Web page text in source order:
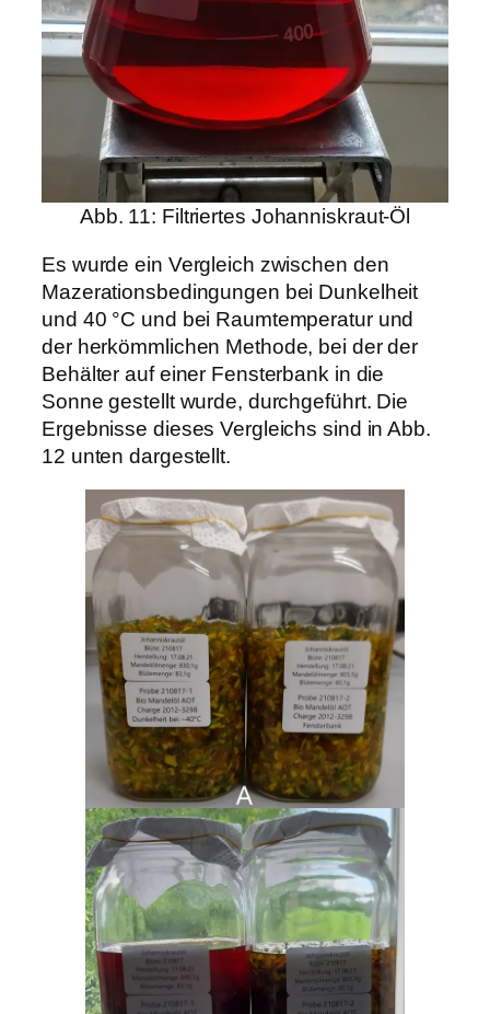
Abb. 11: Filtriertes Johanniskraut-Öl
Es wurde ein Vergleich zwischen den
Mazerationsbedingungen bei Dunkelheit
und 40 °C und bei Raumtemperatur und
der herkömmlichen Methode, bei der der
Behälter auf einer Fensterbank in die
Sonne gestellt wurde, durchgeführt. Die
Ergebnisse dieses Vergleichs sind in Abb.
12 unten dargestellt.